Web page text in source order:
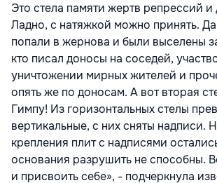
Это стела памяти жертв репрессий и
Ладно, с натяжкой можно принять.
попали в жернова и были выселены
кто писал доносы на соседей,
уничтожении мирных жителей и
опять же по доносам. А вот вторая
Гимпу! Из горизонтальных стелы
вертикальные, с них сняты надписи.
крепления плит с надписями
основания разрушить не способны.
и присвоить себе», - подчеркнула